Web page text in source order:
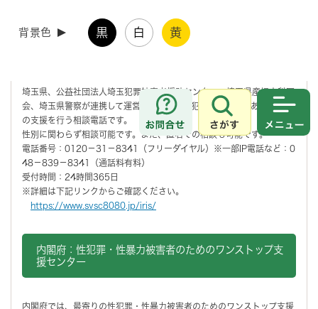
背景色 黒 白 黄
お問合せ
さがす
埼玉県：アイリスホットライン（性暴力被害相談電話）
埼玉県、公益社団法人埼玉犯罪被害者援助センター、埼玉県産婦人科医
会、埼玉県警察が連携して運営している、性犯罪や性暴力にあわれた方
の支援を行う相談電話です。
性別に関わらず相談可能です。また、匿名での相談も可能です。
電話番号：0120－31－8341（フリーダイヤル）※一部IP電話など：0
48－839－8341（通話料有料）
受付時間：24時間365日
※詳細は下記リンクからご確認ください。
https://www.svsc8080.jp/iris/
内閣府：性犯罪・性暴力被害者のためのワンストップ支
援センター
内閣府では、最寄りの性犯罪・性暴力被害者のためのワンストップ支援